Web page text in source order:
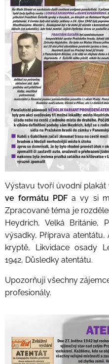
Výstavu tvoří úvodní plakát
ve formátu PDF a vy si
Zpracované téma je
Heydrich, Velká Británie,
výsadky, Příprava atentátu,
kryptě, Likvidace osady
1942, Důsledky atentátu.
Upozorňuji všechny
profesionály.